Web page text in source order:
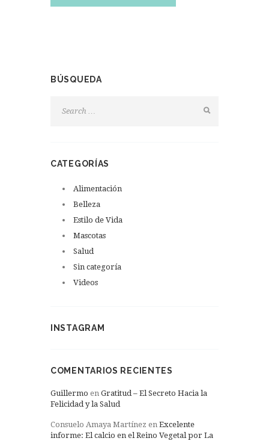
BÚSQUEDA
CATEGORÍAS
Alimentación
Belleza
Estilo de Vida
Mascotas
Salud
Sin categoría
Videos
INSTAGRAM
COMENTARIOS RECIENTES
Guillermo en Gratitud – El Secreto Hacia la
Felicidad y la Salud
Consuelo Amaya Martínez en Excelente
informe: El calcio en el Reino Vegetal por La